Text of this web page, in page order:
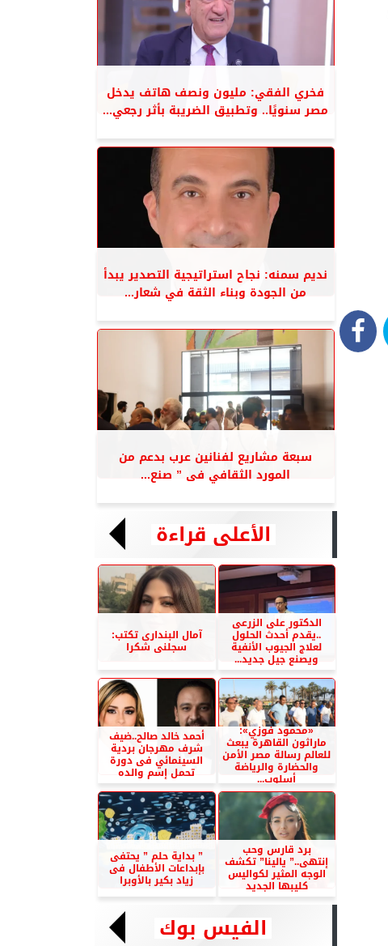
فخري الفقي: مليون ونصف هاتف يدخل
مصر سنويًا.. وتطبيق الضريبة بأثر رجعي...
نديم سمنه: نجاح استراتيجية التصدير يبدأ
من الجودة وبناء الثقة في شعار...
سبعة مشاريع لفنانين عرب بدعم من
المورد الثقافي فى ” صنع...
الأعلى قراءة
الدكتور على الزرعى
..يقدم أحدث الحلول
لعلاج الجيوب الأنفية
ويصنع جيل جديد...
آمال البندارى تكتب:
سجلنى شكرا
«محمود فوزي»:
ماراثون القاهرة يبعث
للعالم رسالة مصر الأمن
والحضارة والرياضة
أسلوب...
أحمد خالد صالح..ضيف
شرف مهرجان بردية
السينمائي فى دورة
تحمل إسم والده
برد قارس وحب
إنتهى..” يالينا” تكشف
الوجه المثير لكواليس
كليبها الجديد
” بداية حلم ” يحتفى
بإبداعات الأطفال فى
زياد بكير بالأوبرا
الفيس بوك